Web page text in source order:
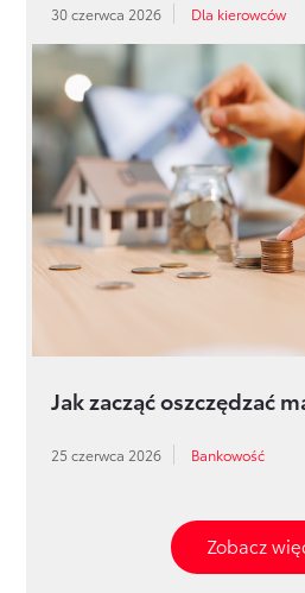
30 czerwca 2026 Dla kierowców
Jak zacząć oszczędzać
25 czerwca 2026 Bankowość
Zobacz